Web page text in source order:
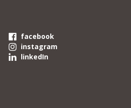
facebook
instagram
linkedIn